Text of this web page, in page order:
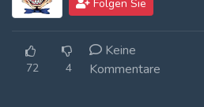
Log In
Log Out
Folgen Sie
72 4
Keine
Kommentare